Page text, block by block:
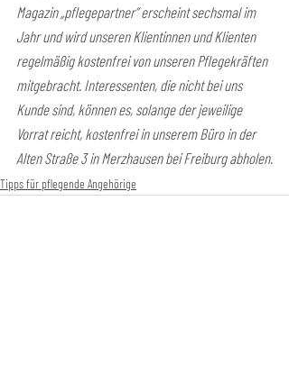
Magazin „pflegepartner“ erscheint sechsmal im
Jahr und wird unseren Klientinnen und Klienten
regelmäßig kostenfrei von unseren Pflegekräften
mitgebracht. Interessenten, die nicht bei uns
Kunde sind, können es, solange der jeweilige
Vorrat reicht, kostenfrei in unserem Büro in der
Alten Straße 3 in Merzhausen bei Freiburg abholen.
Tipps für pflegende Angehörige